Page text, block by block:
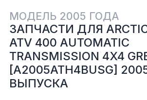
Yamaha
Салонные
Корпус,пластик
Подвеска
Ремни
Kawasaki
МОДЕЛЬ 2005 ГОДА
ЗАПЧАСТИ ДЛЯ
ATV 400 AUTOMATIC
TRANSMISSION 4X4
[A2005ATH4BUSG]
ВЫПУСКА